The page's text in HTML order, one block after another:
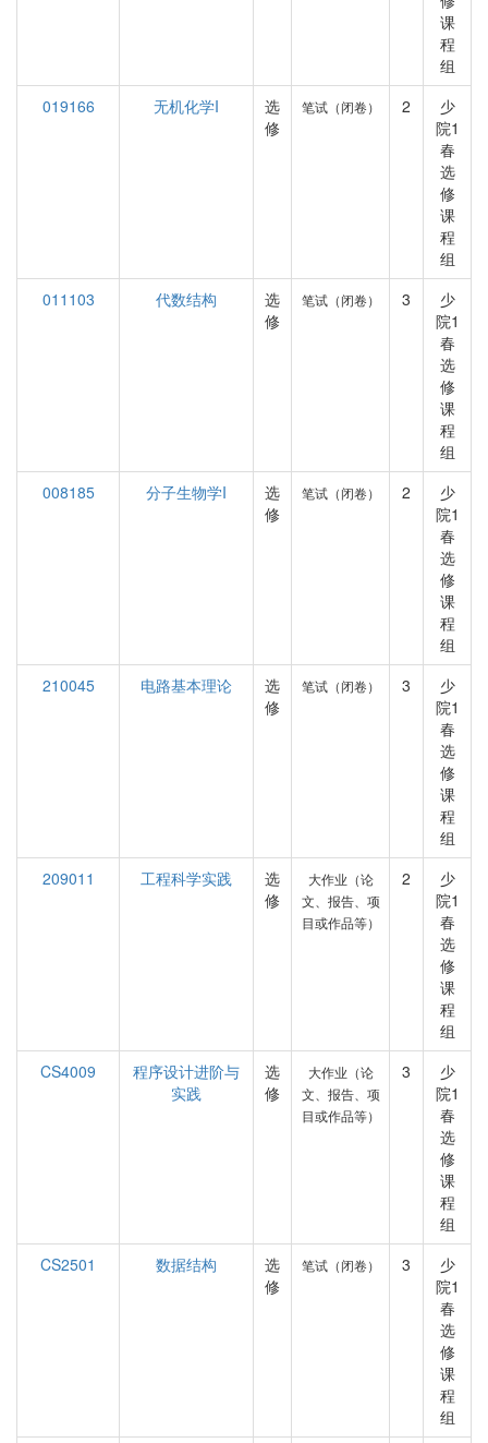
课
程
组
019166
无机化学I
选
修
笔试（闭卷） 2
少
院1
春
选
修
课
程
组
011103
代数结构
选
修
笔试（闭卷） 3
少
院1
春
选
修
课
程
组
008185
分子生物学I
选
修
笔试（闭卷） 2
少
院1
春
选
修
课
程
组
210045
电路基本理论
选
修
笔试（闭卷） 3
少
院1
春
选
修
课
程
组
209011
工程科学实践
选
修
大作业（论
文、报告、项
目或作品等）
2
少
院1
春
选
修
课
程
组
CS4009
程序设计进阶与
实践
选
修
大作业（论
文、报告、项
目或作品等）
3
少
院1
春
选
修
课
程
组
CS2501
数据结构
选
修
笔试（闭卷） 3
少
院1
春
选
修
课
程
组